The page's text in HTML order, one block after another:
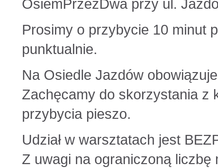
OsiemPrzezDwa przy ul.
Prosimy o przybycie 10 minut
punktualnie.
Na Osiedle Jazdów
Zachęcamy do skorzystania z
przybycia pieszo.
Udział w warsztatach jest
Z uwagi na ograniczoną